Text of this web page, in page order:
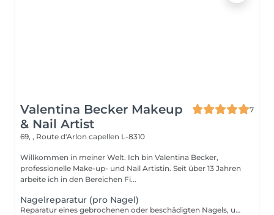
Valentina Becker Makeup
& Nail Artist
7
69, , Route d'Arlon capellen L-8310
Willkommen in meiner Welt. Ich bin Valentina Becker,
professionelle Make-up- und Nail Artistin. Seit über 13 Jahren
arbeite ich in den Bereichen Fi...
Nagelreparatur (pro Nagel)
Reparatur eines gebrochenen oder beschädigten Nagels, um Stabilität und ein gepflegtes Erscheinungsbild wiederherzustellen. Preis pro Nagel. Innerhalb von 7 Tagen nach Ihrem Termin kostenlos. Ab dem 8. Tag wird die Reparatur berechnet.